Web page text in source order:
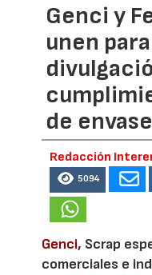
Genci y
unen
de
Redacción
5094
Genci, Scrap
comerciales e